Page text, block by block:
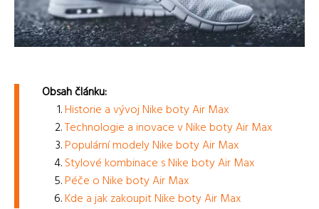
Obsah článku:
Historie a vývoj Nike boty Air Max
Technologie a inovace v Nike boty Air Max
Populární modely Nike boty Air Max
Stylové kombinace s Nike boty Air Max
Péče o Nike boty Air Max
Kde a jak zakoupit Nike boty Air Max